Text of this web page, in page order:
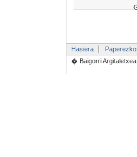
Hasiera
� Baigorri Argitaletxea